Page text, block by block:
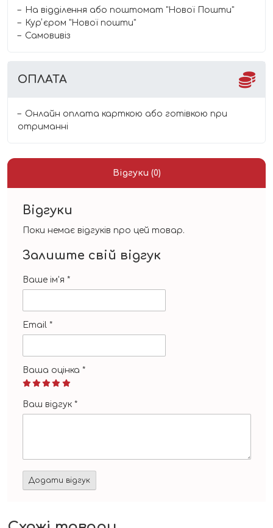
На відділення або поштомат "Нової Пошти"
Курʼєром "Нової пошти"
Самовивіз
ОПЛАТА
Онлайн оплата карткою або готівкою при
отриманні
Відгуки (0)
Відгуки
Поки немає відгуків про цей товар.
Залиште свій відгук
Ваше ім'я *
Email *
Ваша оцінка *
Ваш відгук *